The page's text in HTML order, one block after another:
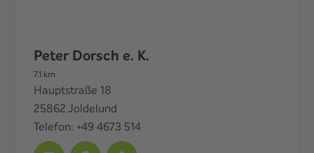
Peter Dorsch e. K.
7.1 km
Hauptstraße 18
25862 Joldelund
Telefon: +49 4673 514